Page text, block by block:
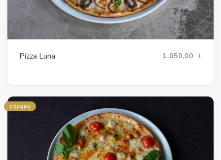
Pizza Luna 1.050,00 TL
(D)(G)(N)